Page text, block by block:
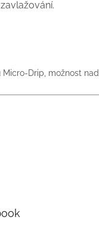
Drip, možnost